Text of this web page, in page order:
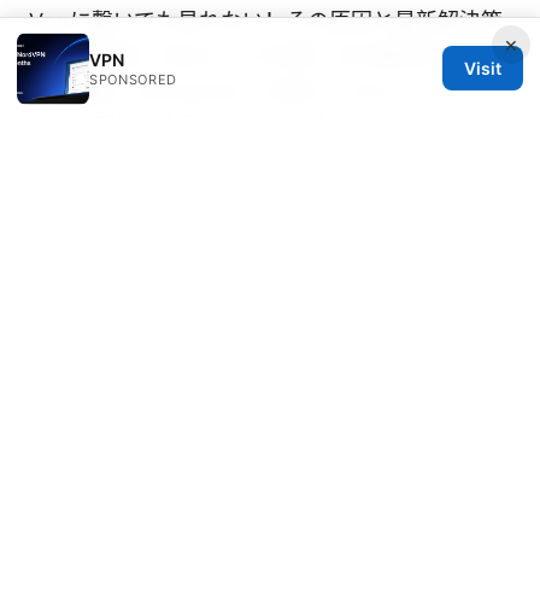
Vpnに繋いでも見れない！その原因と最新解決策
を徹底解説：DNSリーク対策・IPv6無効化・サー
バー選択・Kill Switch・分割トンネル・ストリー
×
VPN
SPONSORED
Visit